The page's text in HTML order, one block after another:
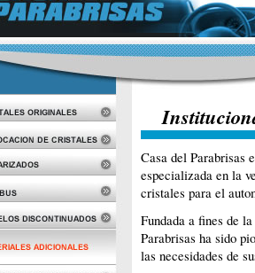
Casa del Parabrisas
especializada en la
cristales para el
Fundada a fines de
Parabrisas ha sido
las necesidades de